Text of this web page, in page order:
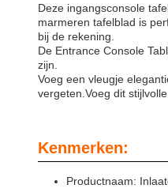
Deze ingangsconsole
marmeren tafelblad is
bij de rekening.
De Entrance Console
zijn.
Voeg een vleugje
vergeten.Voeg dit
Kenmerken:
Productnaam: